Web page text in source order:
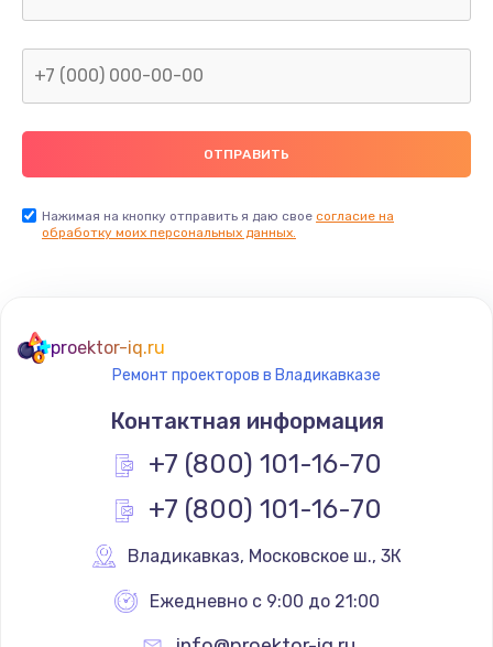
Нажимая на кнопку отправить я даю свое согласие на
обработку моих персональных данных.
proektor-iq.ru
Ремонт проекторов в Владикавказе
Контактная информация
+7 (800) 101-16-70
+7 (800) 101-16-70
Владикавказ, Московское ш., 3К
Ежедневно с 9:00 до 21:00